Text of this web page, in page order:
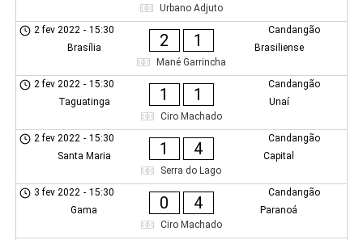
Urbano Adjuto
Candangão
2 fev 2022 - 15:30
Brasília
2 1
Brasiliense
Mané Garrincha
Candangão
2 fev 2022 - 15:30
Taguatinga
1 1
Unaí
Ciro Machado
Candangão
2 fev 2022 - 15:30
Santa Maria
1 4
Capital
Serra do Lago
Candangão
3 fev 2022 - 15:30
Gama
0 4
Paranoá
Ciro Machado